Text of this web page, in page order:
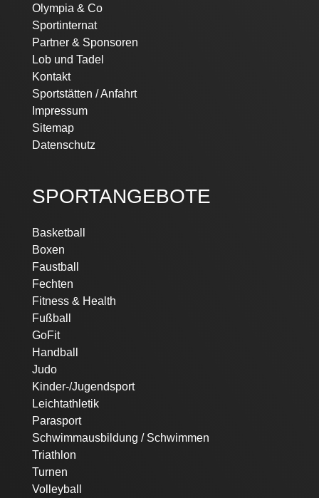
Olympia & Co
Sportinternat
Partner & Sponsoren
Lob und Tadel
Kontakt
Sportstätten / Anfahrt
Impressum
Sitemap
Datenschutz
SPORTANGEBOTE
Navigation
überspringen
Basketball
Boxen
Faustball
Fechten
Fitness & Health
Fußball
GoFit
Handball
Judo
Kinder-/Jugendsport
Leichtathletik
Parasport
Schwimmausbildung / Schwimmen
Triathlon
Turnen
Volleyball